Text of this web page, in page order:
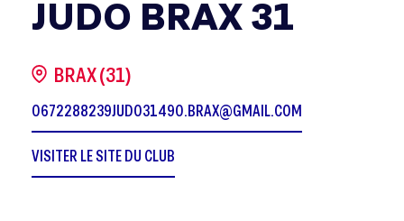
JUDO BRAX 31
BRAX (31)
0672288239JUDO31490.BRAX@GMAIL.COM
VISITER LE SITE DU CLUB